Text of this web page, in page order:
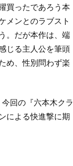
買ったであろう本
メンとのラブスト
。だが本作は、端
じる主人公を筆頭
め、性別問わず楽
回の『六本木クラ
による快進撃に期